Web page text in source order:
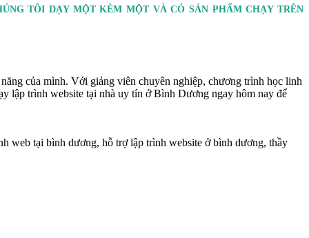
TÔI DẠY MỘT KÈM MỘT VÀ CÓ SẢN PHẨM CHẠY TRÊN
của mình. Với giảng viên chuyên nghiệp, chương trình học linh
lập trình website tại nhà uy tín ở Bình Dương ngay hôm nay để
web tại bình dương, hỗ trợ lập trình website ở bình dương, thầy